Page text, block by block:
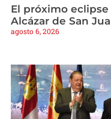
El próximo
Alcázar de San
agosto 6, 2026